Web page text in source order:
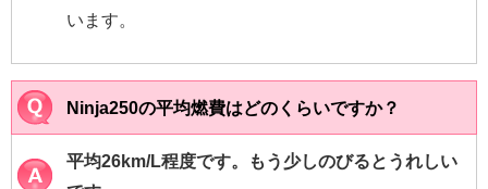
います。
Ninja250の平均燃費はどのくらいですか？
平均26km/L程度です。もう少しのびるとうれしい